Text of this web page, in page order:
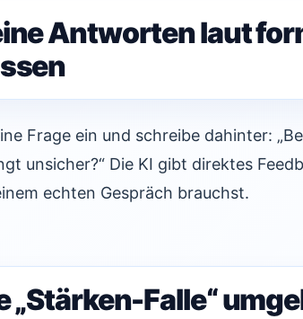
Antworten laut
Frage ein und schreibe dahinter:
unsicher?“ Die KI gibt direktes
echten Gespräch brauchst.
„Stärken-Falle“